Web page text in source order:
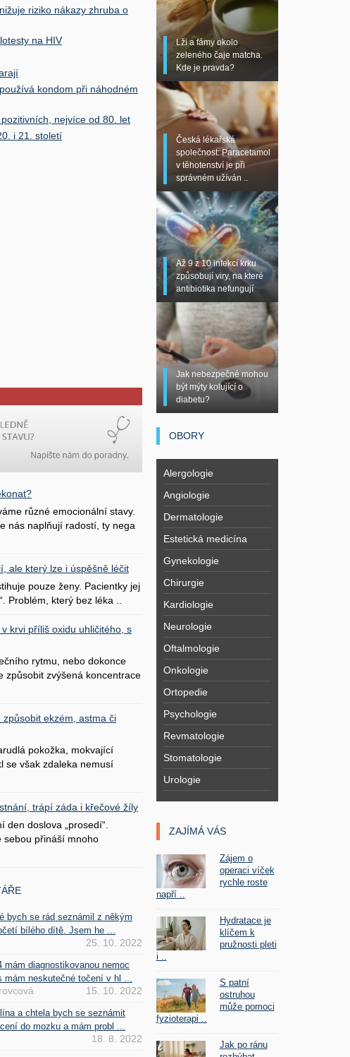
riziko nákazy zhruba o
na HIV
kondom při náhodném
nejvíce od 80. let
i 21. století
různé emocionální stavy.
nás naplňují radostí, ty nega
ale který lze i úspěšně léčit
pouze ženy. Pacientky jej
Problém, který bez léka ..
krvi příliš oxidu uhličitého, s
rytmu, nebo dokonce
způsobit zvýšená koncentrace
ekzém, astma či
pokožka, mokvající
se však zdaleka nemusí
trápí záda i křečové žíly
den doslova „prosedí“.
sebou přináší mnoho
bych se rád seznámil z někým
bílého dítě. Jsem he ...
25. 10. 2022
mám diagnostikovanou nemoc
mám neskutečné točení v hl ...
15. 10. 2022
a chtela bych se seznámit
do mozku a mám probl ...
18. 8. 2022
Lži a fámy okolo
zeleného čaje matcha.
Kde je pravda?
Česká lékařská
společnost: Paracetamol
v těhotenství je při
správném užíván ..
Až 9 z 10 infekcí krku
způsobují viry, na které
antibiotika nefungují
Jak nebezpečné mohou
být mýty kolující o
diabetu?
OBORY
Alergologie
Angiologie
Dermatologie
Estetická medicína
Gynekologie
Chirurgie
Kardiologie
Neurologie
Oftalmologie
Onkologie
Ortopedie
Psychologie
Revmatologie
Stomatologie
Urologie
ZAJÍMÁ VÁS
Zájem o
operaci víček
rychle roste
napří ..
Hydratace je
klíčem k
pružnosti pleti
i ..
S patní
ostruhou
může pomoci
fyzioterapi ..
Jak po ránu